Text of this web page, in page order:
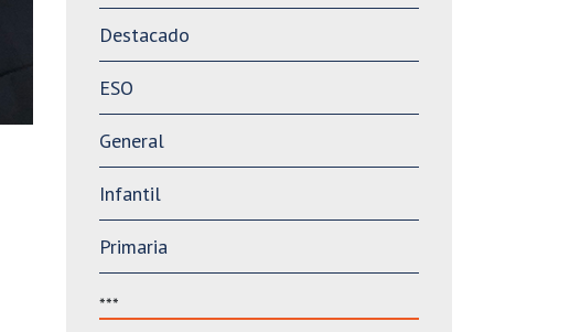
Destacado
ESO
General
Infantil
Primaria
***